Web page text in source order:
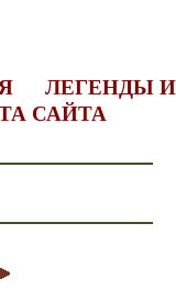
ЛЕГЕНДЫ И
САЙТА